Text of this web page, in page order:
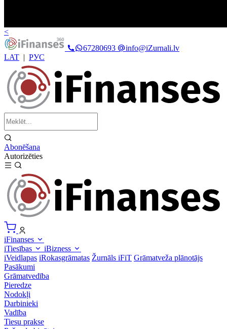
<
67280693
info@iZurnali.lv
LAT | РУС
Abonēšana
Autorizēties
iFinanses
iTiesības
iBizness
iVeidlapas iRokasgrāmatas Žurnāls iFiT Grāmatveža plānotājs
Pasākumi
Grāmatvedība
Pieredze
Nodokļi
Darbinieki
Vadība
Tiesu prakse